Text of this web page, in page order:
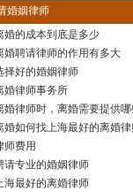
婚姻律师
婚的成本到底是多少
婚聘请律师的作用有多大
择好的婚姻律师
婚律师事务所
婚律师时，离婚需要提供
婚如何找上海最好的离婚
师费用
请专业的婚姻律师
海最好的离婚律师